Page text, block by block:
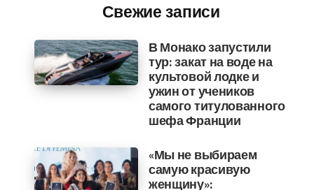
Свежие записи
В Монако запустили
тур: закат на воде на
культовой лодке и
ужин от учеников
самого титулованного
шефа Франции
«Мы не выбираем
самую красивую
женщину»: